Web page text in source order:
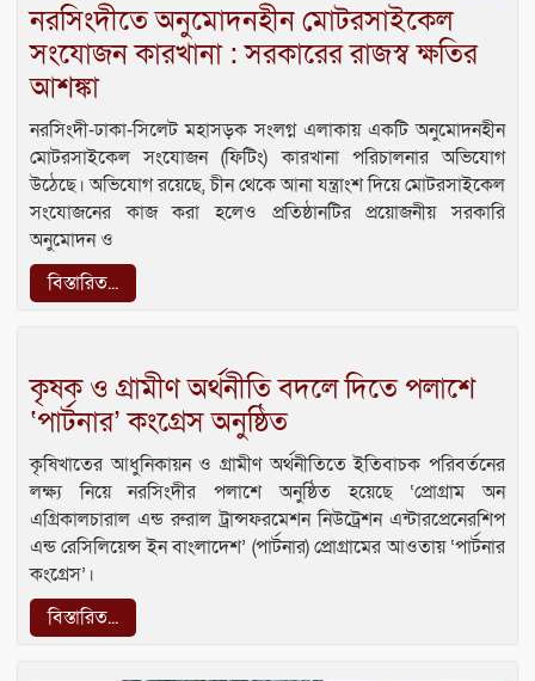
নরসিংদীতে অনুমোদনহীন মোটরসাইকেল
সংযোজন কারখানা : সরকারের রাজস্ব ক্ষতির
আশঙ্কা
নরসিংদী-ঢাকা-সিলেট মহাসড়ক সংলগ্ন এলাকায় একটি অনুমোদনহীন
মোটরসাইকেল সংযোজন (ফিটিং) কারখানা পরিচালনার অভিযোগ
উঠেছে। অভিযোগ রয়েছে, চীন থেকে আনা যন্ত্রাংশ দিয়ে মোটরসাইকেল
সংযোজনের কাজ করা হলেও প্রতিষ্ঠানটির প্রয়োজনীয় সরকারি
অনুমোদন ও
বিস্তারিত...
কৃষক ও গ্রামীণ অর্থনীতি বদলে দিতে পলাশে
‘পার্টনার’ কংগ্রেস অনুষ্ঠিত
কৃষিখাতের আধুনিকায়ন ও গ্রামীণ অর্থনীতিতে ইতিবাচক পরিবর্তনের
লক্ষ্য নিয়ে নরসিংদীর পলাশে অনুষ্ঠিত হয়েছে ‘প্রোগ্রাম অন
এগ্রিকালচারাল এন্ড রুরাল ট্রান্সফরমেশন নিউট্রেশন এন্টারপ্রেনেরশিপ
এন্ড রেসিলিয়েন্স ইন বাংলাদেশ’ (পার্টনার) প্রোগ্রামের আওতায় ‘পার্টনার
কংগ্রেস’।
বিস্তারিত...